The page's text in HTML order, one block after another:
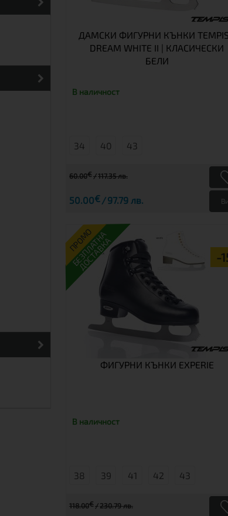
ДАМСКИ ФИГУРНИ КЪНКИ
DREAM WHITE II | КЛАСИЧЕСКИ
БЕЛИ
В наличност
34 40 43
60.00€ 117.35 лв.
50.00€ 97.79 лв.
ПРОМО
-
БЕЗПЛАТНА
ДОСТАВКА
ФИГУРНИ КЪНКИ EXPERIE
В наличност
38 39 41 42 43
118.00€ 230.79 лв.